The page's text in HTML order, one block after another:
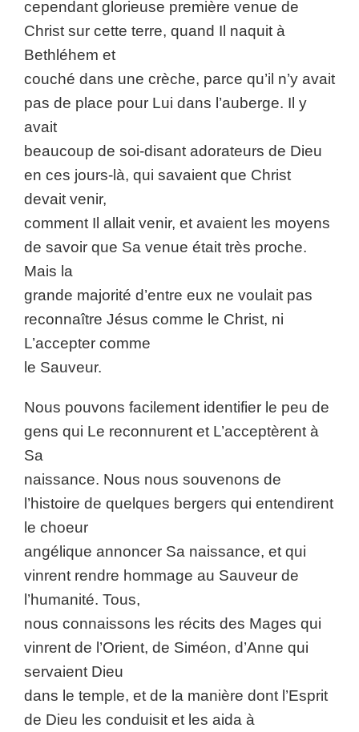
cependant glorieuse première venue de
Christ sur cette terre, quand Il naquit à
Bethléhem et
couché dans une crèche, parce qu’il n’y avait
pas de place pour Lui dans l’auberge. Il y
avait
beaucoup de soi-disant adorateurs de Dieu
en ces jours-là, qui savaient que Christ
devait venir,
comment Il allait venir, et avaient les moyens
de savoir que Sa venue était très proche.
Mais la
grande majorité d’entre eux ne voulait pas
reconnaître Jésus comme le Christ, ni
L’accepter comme
le Sauveur.
Nous pouvons facilement identifier le peu de
gens qui Le reconnurent et L’acceptèrent à
Sa
naissance. Nous nous souvenons de
l’histoire de quelques bergers qui entendirent
le choeur
angélique annoncer Sa naissance, et qui
vinrent rendre hommage au Sauveur de
l’humanité. Tous,
nous connaissons les récits des Mages qui
vinrent de l’Orient, de Siméon, d’Anne qui
servaient Dieu
dans le temple, et de la manière dont l’Esprit
de Dieu les conduisit et les aida à